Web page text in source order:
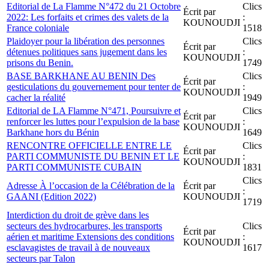
Editorial de La Flamme N°472 du 21 Octobre
2022: Les forfaits et crimes des valets de la
France coloniale
Écrit par
KOUNOUDJI
Clics
:
1518
Plaidoyer pour la libération des personnes
détenues politiques sans jugement dans les
prisons du Benin.
Écrit par
KOUNOUDJI
Clics
:
1749
BASE BARKHANE AU BENIN Des
gesticulations du gouvernement pour tenter de
cacher la réalité
Écrit par
KOUNOUDJI
Clics
:
1949
Editorial de LA Flamme N°471, Poursuivre et
renforcer les luttes pour l’expulsion de la base
Barkhane hors du Bénin
Écrit par
KOUNOUDJI
Clics
:
1649
RENCONTRE OFFICIELLE ENTRE LE
PARTI COMMUNISTE DU BENIN ET LE
PARTI COMMUNISTE CUBAIN
Écrit par
KOUNOUDJI
Clics
:
1831
Adresse À l’occasion de la Célébration de la
GAANI (Edition 2022)
Écrit par
KOUNOUDJI
Clics
:
1719
Interdiction du droit de grève dans les
secteurs des hydrocarbures, les transports
aérien et maritime Extensions des conditions
esclavagistes de travail à de nouveaux
secteurs par Talon
Écrit par
KOUNOUDJI
Clics
:
1617